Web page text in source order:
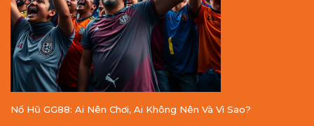
Nổ Hũ GG88: Ai Nên Chơi, Ai Không Nên Và Vì Sao?